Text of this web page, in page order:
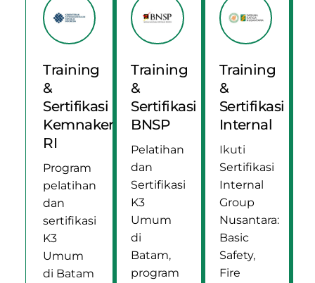
Training
&
Sertifikasi
Kemnaker
RI
Program
pelatihan
dan
sertifikasi
K3
Umum
di Batam
Training
&
Sertifikasi
BNSP
Pelatihan
dan
Sertifikasi
K3
Umum
di
Batam,
program
Training
&
Sertifikasi
Internal
Ikuti
Sertifikasi
Internal
Group
Nusantara:
Basic
Safety,
Fire